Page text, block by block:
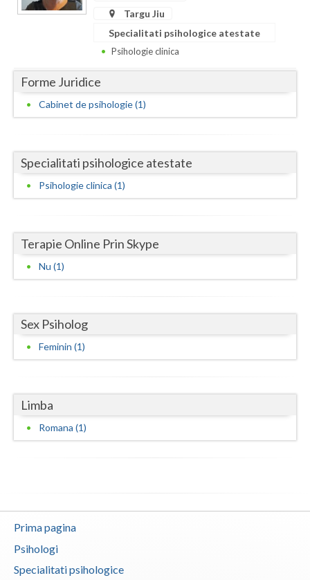
Constanta
Dolj
Galati
Gorj
Hunedoara
Ialomita
Ilfov
Maramures
Mures
Neamt
Salaj
Satu-Mare
Sibiu
Targu Jiu
Specialitati psihologice atestate
Psihologie clinica
Forme Juridice
Cabinet de psihologie (1)
Specialitati psihologice atestate
Psihologie clinica (1)
Terapie Online Prin Skype
Nu (1)
Sex Psiholog
Feminin (1)
Limba
Romana (1)
Prima pagina
Psihologi
Specialitati psihologice